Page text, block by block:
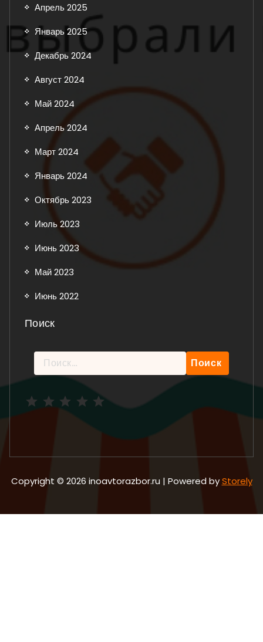
Апрель 2025
Январь 2025
Декабрь 2024
Август 2024
Май 2024
Апрель 2024
Март 2024
Январь 2024
Октябрь 2023
Июль 2023
Июнь 2023
Май 2023
Июнь 2022
Поиск
Найти:
Copyright © 2026 inoavtorazbor.ru | Powered byStorely